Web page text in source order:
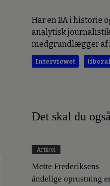
Har en BA i historie
analytisk
medgrundlægger af
Interviewet
Det skal du
Artikel
Mette Frederiksens
åndelige oprustning